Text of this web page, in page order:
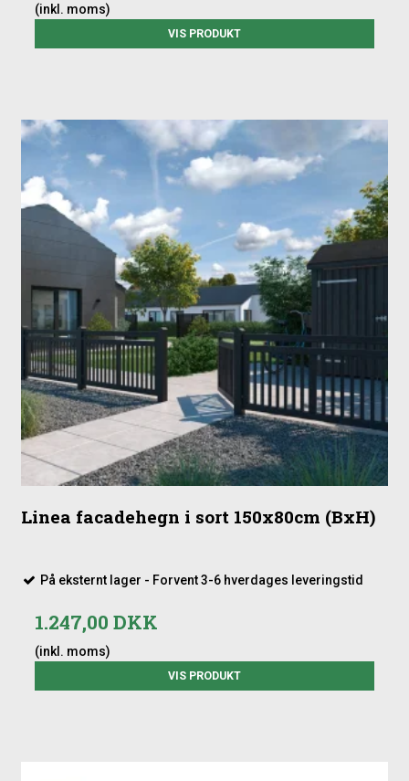
(inkl. moms)
VIS PRODUKT
Linea facadehegn i sort 150x80cm (BxH)
På eksternt lager - Forvent 3-6 hverdages leveringstid
1.247,00 DKK
(inkl. moms)
VIS PRODUKT